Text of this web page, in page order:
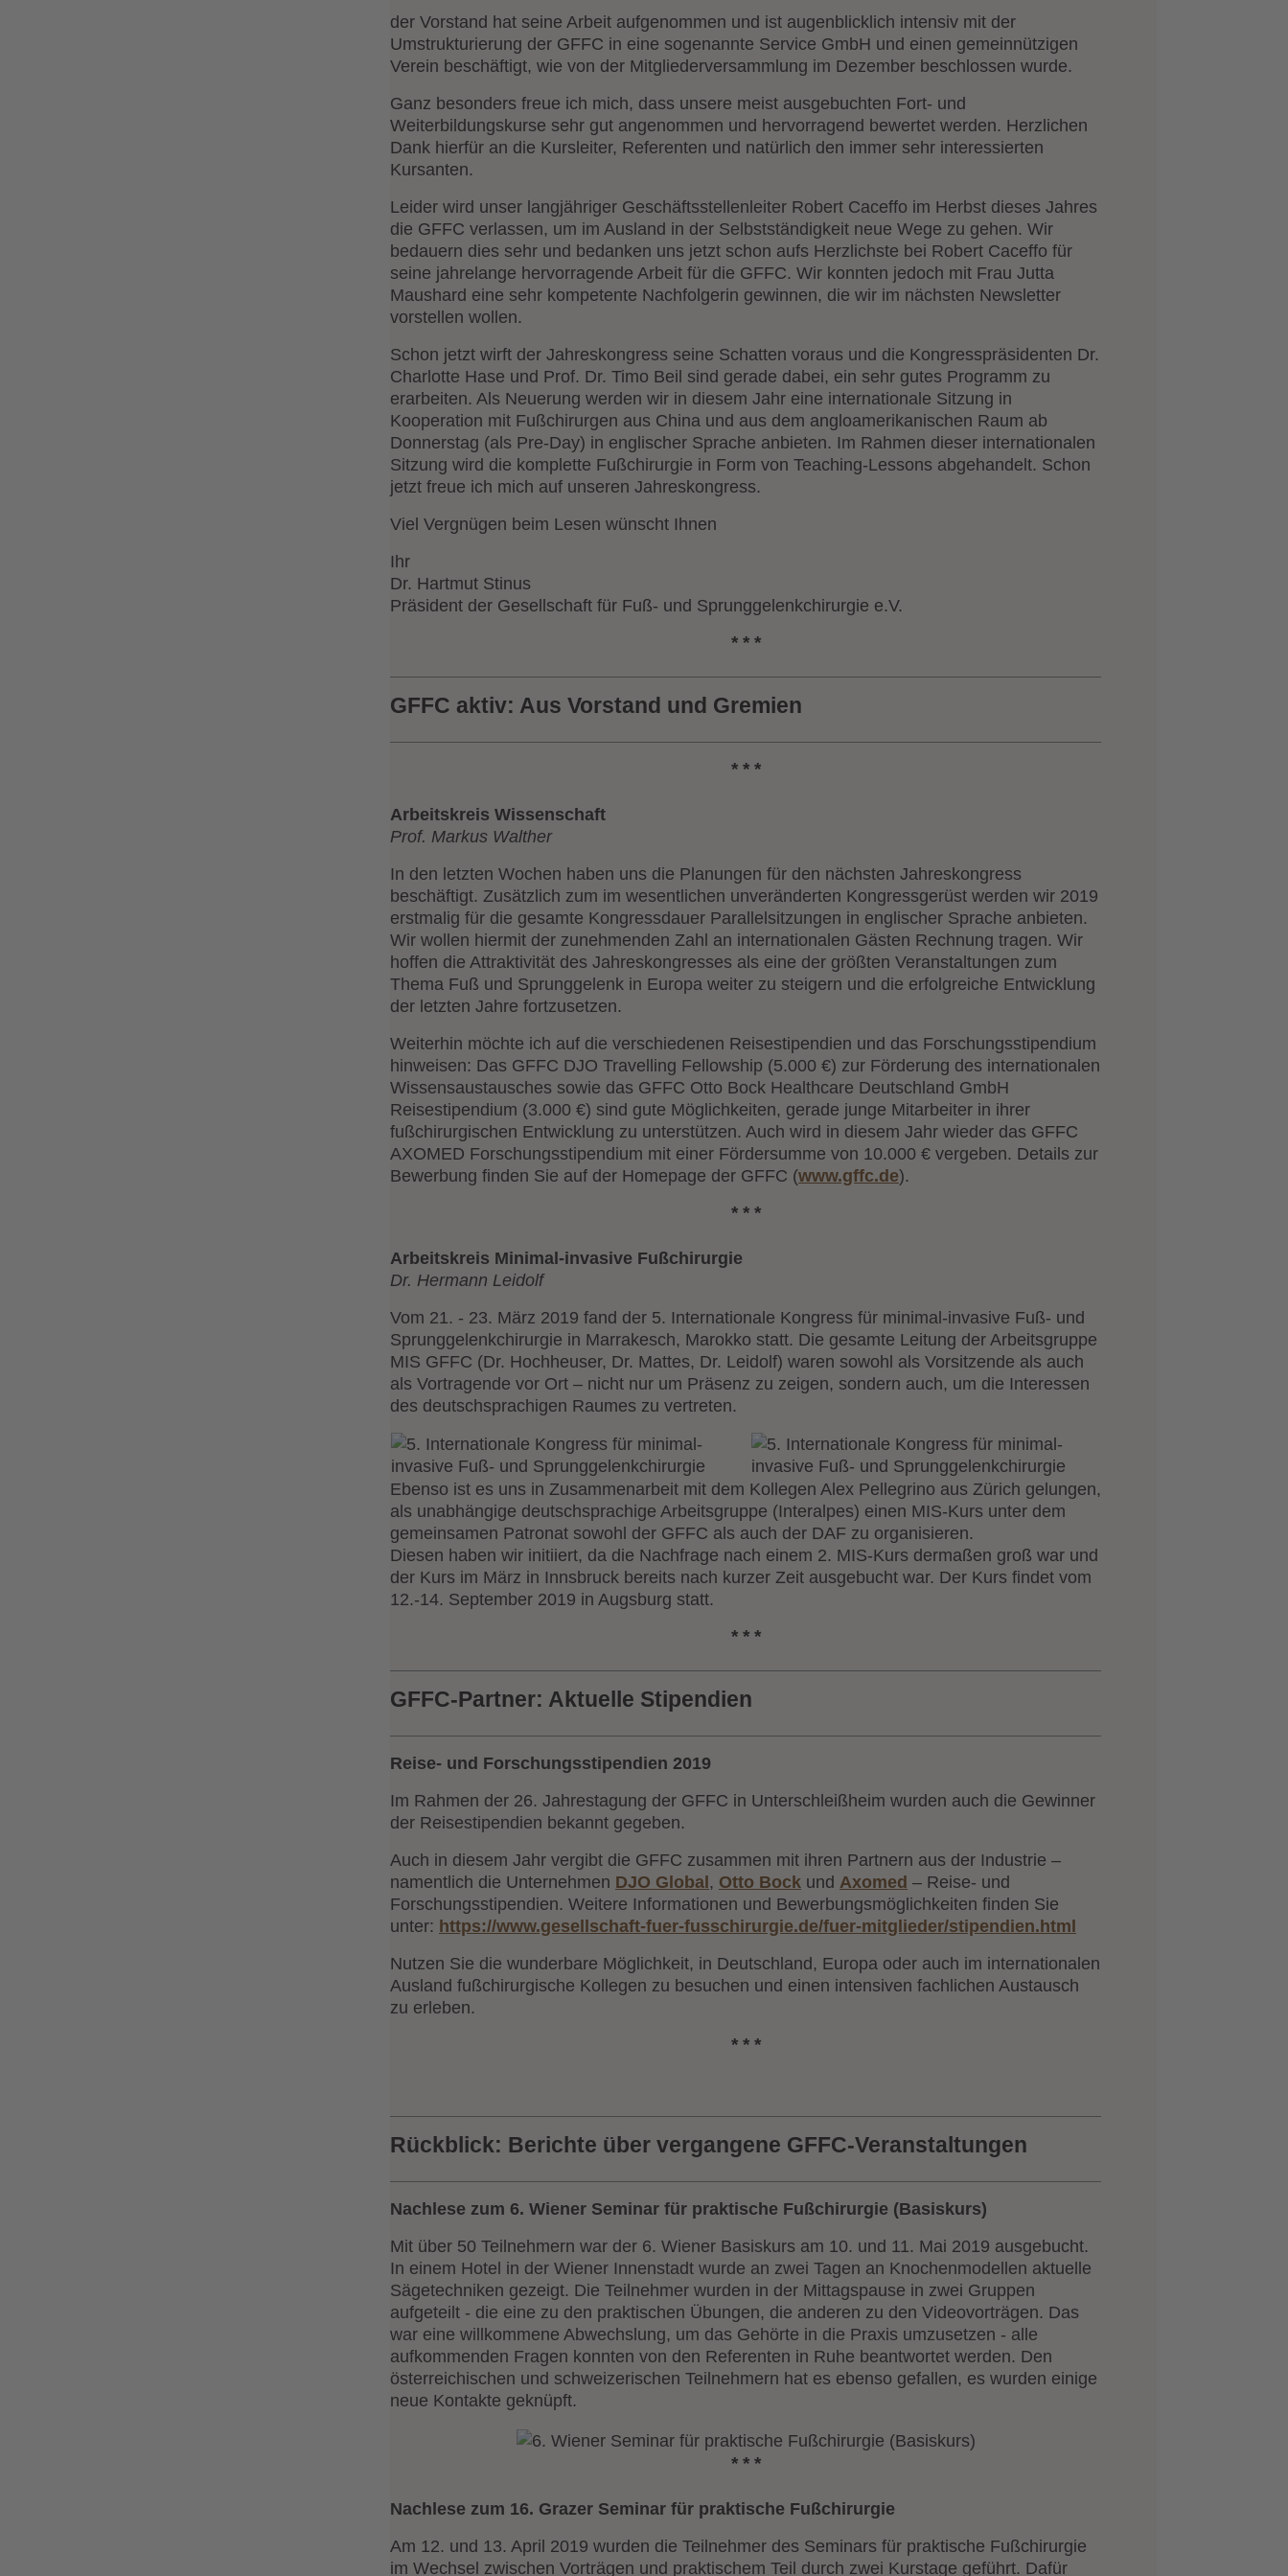
der Vorstand hat seine Arbeit aufgenommen und ist augenblicklich intensiv mit der
Umstrukturierung der GFFC in eine sogenannte Service GmbH und einen gemeinnützigen
Verein beschäftigt, wie von der Mitgliederversammlung im Dezember beschlossen wurde.
Ganz besonders freue ich mich, dass unsere meist ausgebuchten Fort- und
Weiterbildungskurse sehr gut angenommen und hervorragend bewertet werden. Herzlichen
Dank hierfür an die Kursleiter, Referenten und natürlich den immer sehr interessierten
Kursanten.
Leider wird unser langjähriger Geschäftsstellenleiter Robert Caceffo im Herbst dieses Jahres
die GFFC verlassen, um im Ausland in der Selbstständigkeit neue Wege zu gehen. Wir
bedauern dies sehr und bedanken uns jetzt schon aufs Herzlichste bei Robert Caceffo für
seine jahrelange hervorragende Arbeit für die GFFC. Wir konnten jedoch mit Frau Jutta
Maushard eine sehr kompetente Nachfolgerin gewinnen, die wir im nächsten Newsletter
vorstellen wollen.
Schon jetzt wirft der Jahreskongress seine Schatten voraus und die Kongresspräsidenten Dr.
Charlotte Hase und Prof. Dr. Timo Beil sind gerade dabei, ein sehr gutes Programm zu
erarbeiten. Als Neuerung werden wir in diesem Jahr eine internationale Sitzung in
Kooperation mit Fußchirurgen aus China und aus dem angloamerikanischen Raum ab
Donnerstag (als Pre-Day) in englischer Sprache anbieten. Im Rahmen dieser internationalen
Sitzung wird die komplette Fußchirurgie in Form von Teaching-Lessons abgehandelt. Schon
jetzt freue ich mich auf unseren Jahreskongress.
Viel Vergnügen beim Lesen wünscht Ihnen
Ihr
Dr. Hartmut Stinus
Präsident der Gesellschaft für Fuß- und Sprunggelenkchirurgie e.V.
* * *
GFFC aktiv: Aus Vorstand und Gremien
* * *
Arbeitskreis Wissenschaft
Prof. Markus Walther
In den letzten Wochen haben uns die Planungen für den nächsten Jahreskongress
beschäftigt. Zusätzlich zum im wesentlichen unveränderten Kongressgerüst werden wir 2019
erstmalig für die gesamte Kongressdauer Parallelsitzungen in englischer Sprache anbieten.
Wir wollen hiermit der zunehmenden Zahl an internationalen Gästen Rechnung tragen. Wir
hoffen die Attraktivität des Jahreskongresses als eine der größten Veranstaltungen zum
Thema Fuß und Sprunggelenk in Europa weiter zu steigern und die erfolgreiche Entwicklung
der letzten Jahre fortzusetzen.
Weiterhin möchte ich auf die verschiedenen Reisestipendien und das Forschungsstipendium
hinweisen: Das GFFC DJO Travelling Fellowship (5.000 €) zur Förderung des internationalen
Wissensaustausches sowie das GFFC Otto Bock Healthcare Deutschland GmbH
Reisestipendium (3.000 €) sind gute Möglichkeiten, gerade junge Mitarbeiter in ihrer
fußchirurgischen Entwicklung zu unterstützen. Auch wird in diesem Jahr wieder das GFFC
AXOMED Forschungsstipendium mit einer Fördersumme von 10.000 € vergeben. Details zur
Bewerbung finden Sie auf der Homepage der GFFC (www.gffc.de).
* * *
Arbeitskreis Minimal-invasive Fußchirurgie
Dr. Hermann Leidolf
Vom 21. - 23. März 2019 fand der 5. Internationale Kongress für minimal-invasive Fuß- und
Sprunggelenkchirurgie in Marrakesch, Marokko statt. Die gesamte Leitung der Arbeitsgruppe
MIS GFFC (Dr. Hochheuser, Dr. Mattes, Dr. Leidolf) waren sowohl als Vorsitzende als auch
als Vortragende vor Ort – nicht nur um Präsenz zu zeigen, sondern auch, um die Interessen
des deutschsprachigen Raumes zu vertreten.
Ebenso ist es uns in Zusammenarbeit mit dem Kollegen Alex Pellegrino aus Zürich gelungen,
als unabhängige deutschsprachige Arbeitsgruppe (Interalpes) einen MIS-Kurs unter dem
gemeinsamen Patronat sowohl der GFFC als auch der DAF zu organisieren.
Diesen haben wir initiiert, da die Nachfrage nach einem 2. MIS-Kurs dermaßen groß war und
der Kurs im März in Innsbruck bereits nach kurzer Zeit ausgebucht war. Der Kurs findet vom
12.-14. September 2019 in Augsburg statt.
* * *
GFFC-Partner: Aktuelle Stipendien
Reise- und Forschungsstipendien 2019
Im Rahmen der 26. Jahrestagung der GFFC in Unterschleißheim wurden auch die Gewinner
der Reisestipendien bekannt gegeben.
Auch in diesem Jahr vergibt die GFFC zusammen mit ihren Partnern aus der Industrie –
namentlich die Unternehmen DJO Global, Otto Bock und Axomed – Reise- und
Forschungsstipendien. Weitere Informationen und Bewerbungsmöglichkeiten finden Sie
unter: https://www.gesellschaft-fuer-fusschirurgie.de/fuer-mitglieder/stipendien.html
Nutzen Sie die wunderbare Möglichkeit, in Deutschland, Europa oder auch im internationalen
Ausland fußchirurgische Kollegen zu besuchen und einen intensiven fachlichen Austausch
zu erleben.
* * *
Rückblick: Berichte über vergangene GFFC-Veranstaltungen
Nachlese zum 6. Wiener Seminar für praktische Fußchirurgie (Basiskurs)
Mit über 50 Teilnehmern war der 6. Wiener Basiskurs am 10. und 11. Mai 2019 ausgebucht.
In einem Hotel in der Wiener Innenstadt wurde an zwei Tagen an Knochenmodellen aktuelle
Sägetechniken gezeigt. Die Teilnehmer wurden in der Mittagspause in zwei Gruppen
aufgeteilt - die eine zu den praktischen Übungen, die anderen zu den Videovorträgen. Das
war eine willkommene Abwechslung, um das Gehörte in die Praxis umzusetzen - alle
aufkommenden Fragen konnten von den Referenten in Ruhe beantwortet werden. Den
österreichischen und schweizerischen Teilnehmern hat es ebenso gefallen, es wurden einige
neue Kontakte geknüpft.
* * *
Nachlese zum 16. Grazer Seminar für praktische Fußchirurgie
Am 12. und 13. April 2019 wurden die Teilnehmer des Seminars für praktische Fußchirurgie
im Wechsel zwischen Vorträgen und praktischem Teil durch zwei Kurstage geführt. Dafür